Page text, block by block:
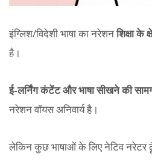
इंग्लिश/विदेशी भाषा का नरेशनशिक्षा के
है।
ई-लर्निंग कंटेंट और भाषा सीखने की
नरेशन वॉयस अनिवार्य है।
लेकिन कुछ भाषाओं के लिए नेटिव नरेटर